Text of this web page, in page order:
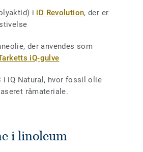
i iD Revolution, der er
der anvendes som
iQ-gulve
i iQ Natural, hvor fossil olie
råmateriale.
i linoleum